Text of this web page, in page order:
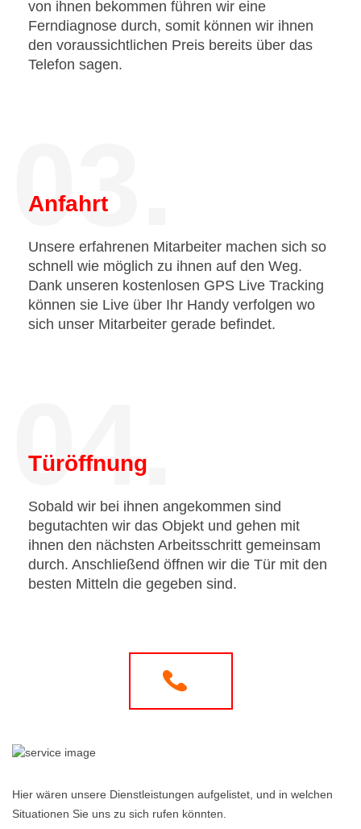
von ihnen bekommen führen wir eine
Ferndiagnose durch, somit können wir ihnen
den voraussichtlichen Preis bereits über das
Telefon sagen.
03.
Anfahrt
Unsere erfahrenen Mitarbeiter machen sich so
schnell wie möglich zu ihnen auf den Weg.
Dank unseren kostenlosen GPS Live Tracking
können sie Live über Ihr Handy verfolgen wo
sich unser Mitarbeiter gerade befindet.
04.
Türöffnung
Sobald wir bei ihnen angekommen sind
begutachten wir das Objekt und gehen mit
ihnen den nächsten Arbeitsschritt gemeinsam
durch. Anschließend öffnen wir die Tür mit den
besten Mitteln die gegeben sind.
Hier wären unsere Dienstleistungen aufgelistet, und in welchen
Situationen Sie uns zu sich rufen könnten.